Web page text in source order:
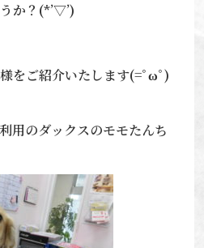
か？(*’▽’)
をご紹介いたします(=ﾟωﾟ)
用のダックスのモモたんち